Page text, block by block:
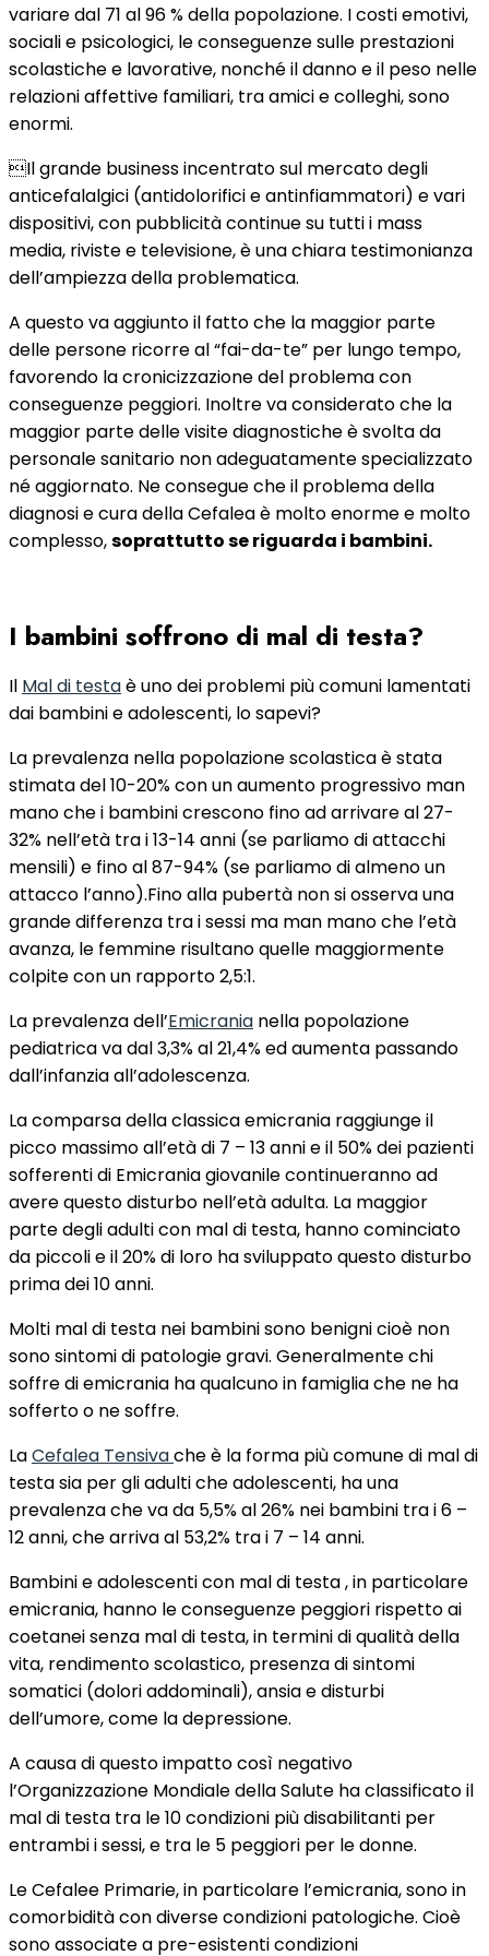
variare dal 71 al 96 % della popolazione. I costi emotivi,
sociali e psicologici, le conseguenze sulle prestazioni
scolastiche e lavorative, nonché il danno e il peso nelle
relazioni affettive familiari, tra amici e colleghi, sono
enormi.
Il grande business incentrato sul mercato degli
anticefalalgici (antidolorifici e antinfiammatori) e vari
dispositivi, con pubblicità continue su tutti i mass
media, riviste e televisione, è una chiara testimonianza
dell’ampiezza della problematica.
A questo va aggiunto il fatto che la maggior parte
delle persone ricorre al “fai-da-te” per lungo tempo,
favorendo la cronicizzazione del problema con
conseguenze peggiori. Inoltre va considerato che la
maggior parte delle visite diagnostiche è svolta da
personale sanitario non adeguatamente specializzato
né aggiornato. Ne consegue che il problema della
diagnosi e cura della Cefalea è molto enorme e molto
complesso,soprattutto se riguarda i bambini.
I bambini soffrono di mal di testa?
Il Mal di testaè uno dei problemi più comuni lamentati
dai bambini e adolescenti, lo sapevi?
La prevalenza nella popolazione scolastica è stata
stimata del 10-20% con un aumento progressivo man
mano che i bambini crescono fino ad arrivare al 27-
32% nell’età tra i 13-14 anni (se parliamo di attacchi
mensili) e fino al 87-94% (se parliamo di almeno un
attacco l’anno).Fino alla pubertà non si osserva una
grande differenza tra i sessi ma man mano che l’età
avanza, le femmine risultano quelle maggiormente
colpite con un rapporto 2,5:1.
La prevalenza dell’Emicrania nella popolazione
pediatrica va dal 3,3% al 21,4% ed aumenta passando
dall’infanzia all’adolescenza.
La comparsa della classica emicrania raggiunge il
picco massimo all’età di 7 – 13 anni e il 50% dei pazienti
sofferenti di Emicrania giovanile continueranno ad
avere questo disturbo nell’età adulta. La maggior
parte degli adulti con mal di testa, hanno cominciato
da piccoli e il 20% di loro ha sviluppato questo disturbo
prima dei 10 anni.
Molti mal di testa nei bambini sono benigni cioè non
sono sintomi di patologie gravi. Generalmente chi
soffre di emicrania ha qualcuno in famiglia che ne ha
sofferto o ne soffre.
LaCefalea Tensivache è la forma più comune di mal di
testa sia per gli adulti che adolescenti, ha una
prevalenza che va da 5,5% al 26% nei bambini tra i 6 –
12 anni, che arriva al 53,2% tra i 7 – 14 anni.
Bambini e adolescenti con mal di testa , in particolare
emicrania, hanno le conseguenze peggiori rispetto ai
coetanei senza mal di testa, in termini di qualità della
vita, rendimento scolastico, presenza di sintomi
somatici (dolori addominali), ansia e disturbi
dell’umore, come la depressione.
A causa di questo impatto così negativo
l’Organizzazione Mondiale della Salute ha classificato il
mal di testa tra le 10 condizioni più disabilitanti per
entrambi i sessi, e tra le 5 peggiori per le donne.
Le Cefalee Primarie, in particolare l’emicrania, sono in
comorbidità con diverse condizioni patologiche. Cioè
sono associate a pre-esistenti condizioni